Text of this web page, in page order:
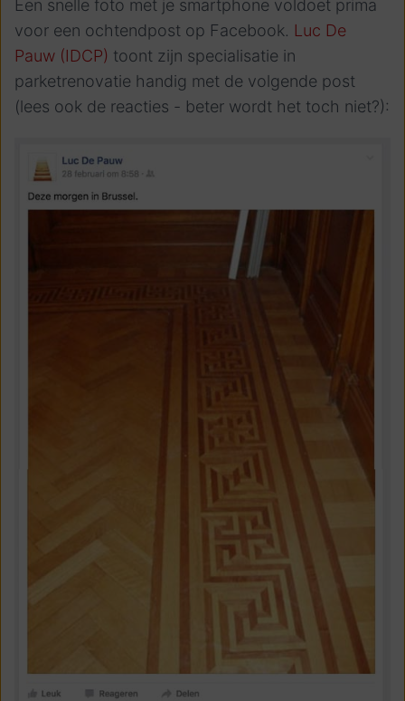
Een snelle foto met je smartphone voldoet prima
voor een ochtendpost op Facebook. Luc De
Pauw (IDCP) toont zijn specialisatie in
parketrenovatie handig met de volgende post
(lees ook de reacties - beter wordt het toch niet?):